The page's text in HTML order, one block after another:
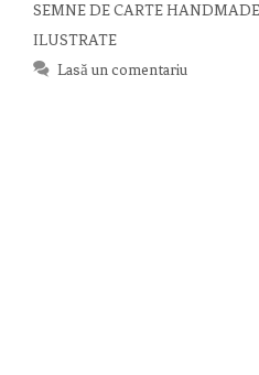
SEMNE DE CARTE HANDMADE
ILUSTRATE
Lasă un comentariu